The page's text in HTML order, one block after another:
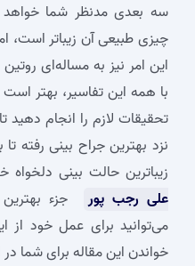
سه بعدی مدنظر شما خواهد
چیزی طبیعی ‌آن زیباتر است،
این امر نیز به مساله‌ای
با همه این تفاسیر، بهتر است
تحقیقات لازم را انجام
نزد بهترین جراح بینی رفته
زیباترین حالت بینی
علی رجب پور
جزء
می‌توانید برای عمل خود از
خواندن این مقاله برای‌ شما